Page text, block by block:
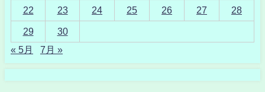
22 23 24 25 26 27 28
29
30
« 5月
7月 »